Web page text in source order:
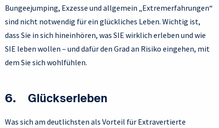
Bungeejumping, Exzesse und allgemein „Extremerfahrungen“
sind nicht notwendig für ein glückliches Leben. Wichtig ist,
dass Sie in sich hineinhören, was SIE wirklich erleben und wie
SIE leben wollen – und dafür den Grad an Risiko eingehen, mit
dem Sie sich wohlfühlen.
6. Glückserleben
Was sich am deutlichsten als Vorteil für Extravertierte